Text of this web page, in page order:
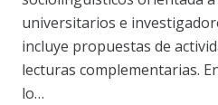
universitarios e
incluye propuestas de
lecturas complementarias.
lo…